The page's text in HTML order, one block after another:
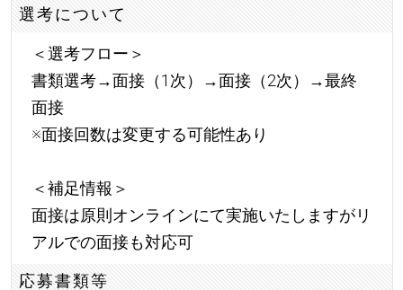
選考について
＜選考フロー＞
書類選考→面接（1次）→面接（2次）→最終
面接
※面接回数は変更する可能性あり
＜補足情報＞
面接は原則オンラインにて実施いたしますがリ
アルでの面接も対応可
応募書類等